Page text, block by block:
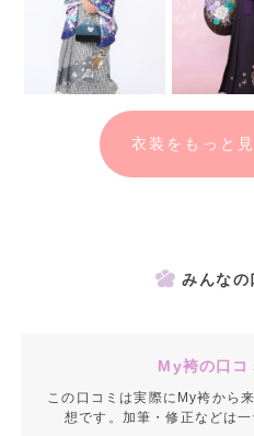
衣装をもっと
みんなの
My袴の口コ
この口コミは実際にMy袴から
想です。加筆・修正などは